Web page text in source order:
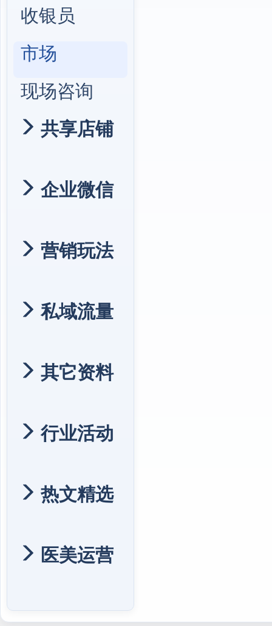
收银员
市场
现场咨询
共享店铺
企业微信
营销玩法
私域流量
其它资料
行业活动
热文精选
医美运营